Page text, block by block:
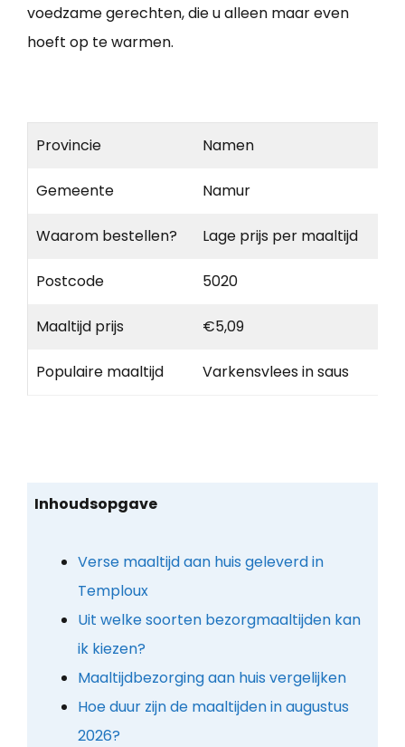
voedzame gerechten, die u alleen maar even
hoeft op te warmen.
Provincie Namen
Gemeente Namur
Waarom bestellen? Lage prijs per maaltijd
Postcode 5020
Maaltijd prijs €5,09
Populaire maaltijd Varkensvlees in saus
Inhoudsopgave
Verse maaltijd aan huis geleverd in
Temploux
Uit welke soorten bezorgmaaltijden kan
ik kiezen?
Maaltijdbezorging aan huis vergelijken
Hoe duur zijn de maaltijden in augustus
2026?